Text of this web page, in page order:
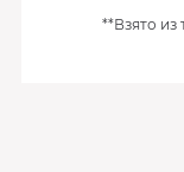
**Взято из